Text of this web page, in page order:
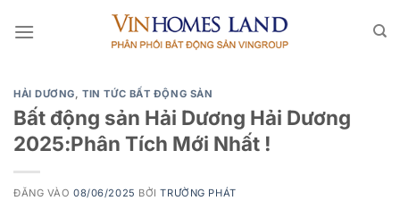
qua
HẢI DƯƠNG,TIN TỨC BẤT ĐỘNG SẢN
Bất động sản Hải Dương Hải Dương
2025:Phân Tích Mới Nhất !
ĐĂNG VÀO08/06/2025 BỞITRƯỜNG PHÁT